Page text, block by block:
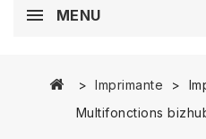
MENU
Imprimante
Multifonctions